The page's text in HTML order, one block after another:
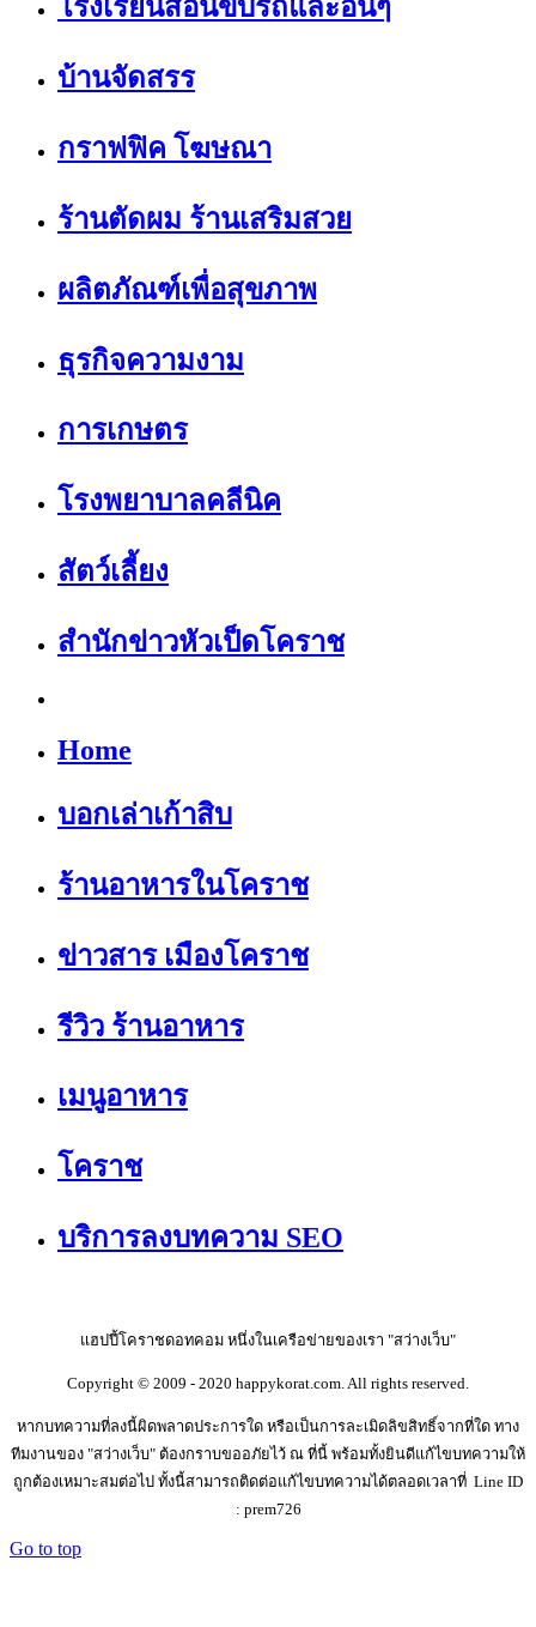
โรงเรียนสอนขับรถและอื่นๆ
บ้านจัดสรร
กราฟฟิค โฆษณา
ร้านตัดผม ร้านเสริมสวย
ผลิตภัณฑ์เพื่อสุขภาพ
ธุรกิจความงาม
การเกษตร
โรงพยาบาลคลีนิค
สัตว์เลี้ยง
สำนักข่าวหัวเป็ดโคราช
Home
บอกเล่าเก้าสิบ
ร้านอาหารในโคราช
ข่าวสาร เมืองโคราช
รีวิว ร้านอาหาร
เมนูอาหาร
โคราช
บริการลงบทความ SEO
แฮปปี้โคราชดอทคอม หนึ่งในเครือข่ายของเรา "สว่างเว็บ"
Copyright © 2009 - 2020 happykorat.com. All rights reserved.
หากบทความที่ลงนี้ผิดพลาดประการใด หรือเป็นการละเมิดลิขสิทธิ์จากที่ใด ทาง
ทีมงานของ "สว่างเว็บ" ต้องกราบขออภัยไว้ ณ ที่นี้ พร้อมทั้งยินดีแก้ไขบทความให้
ถูกต้องเหมาะสมต่อไป ทั้งนี้สามารถติดต่อแก้ไขบทความได้ตลอดเวลาที่ Line ID
: prem726
Go to top